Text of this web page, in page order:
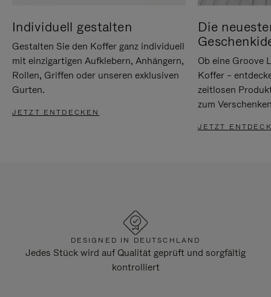
Individuell gestalten
Gestalten Sie den Koffer ganz individuell
mit einzigartigen Aufklebern, Anhängern,
Rollen, Griffen oder unseren exklusiven
Gurten.
JETZT ENTDECKEN
Die
Ob eine Groove
Koffer –
zeitlosen
zum
JETZT
DESIGNED IN DEUTSCHLAND
Jedes Stück wird auf Qualität geprüft und sorgfältig
kontrolliert